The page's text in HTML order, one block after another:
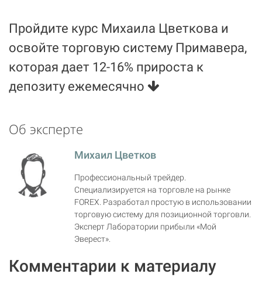
Пройдите курс Михаила Цветкова и
освойте торговую систему Примавера,
которая дает 12-16% прироста к
депозиту ежемесячно
Об эксперте
Михаил Цветков
Профессиональный трейдер.
Специализируется на торговле на рынке
FOREX. Разработал простую в использовании
торговую систему для позиционной торговли.
Эксперт Лаборатории прибыли «Мой
Эверест».
Комментарии к материалу